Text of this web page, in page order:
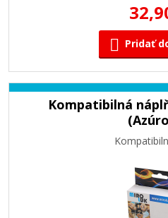
Pridať
Kompatibilná